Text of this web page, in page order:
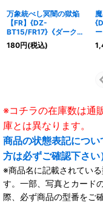
万象統べし冥闇の獄焔
【FR】{DZ-
BT15/FR17}《ダークス
テイツ》
180円(税込)
※コチラの在庫数は通
庫とは異なります。
商品の状態表記につ
方は必ずご確認下さい
※商品名に記載されてい
す。一部、写真とカード
際、必ず商品の型番をご